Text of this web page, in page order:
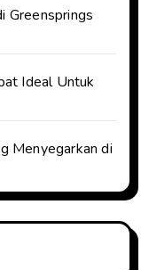
Greensprings
Ideal Untuk
Menyegarkan di